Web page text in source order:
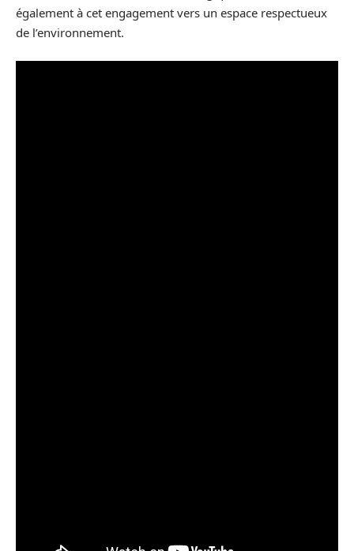
également à cet engagement vers un espace respectueux
de l’environnement.